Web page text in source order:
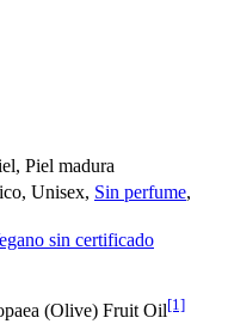
Piel madura
Unisex, Sin perfume,
sin certificado
(Olive) Fruit Oil[1]